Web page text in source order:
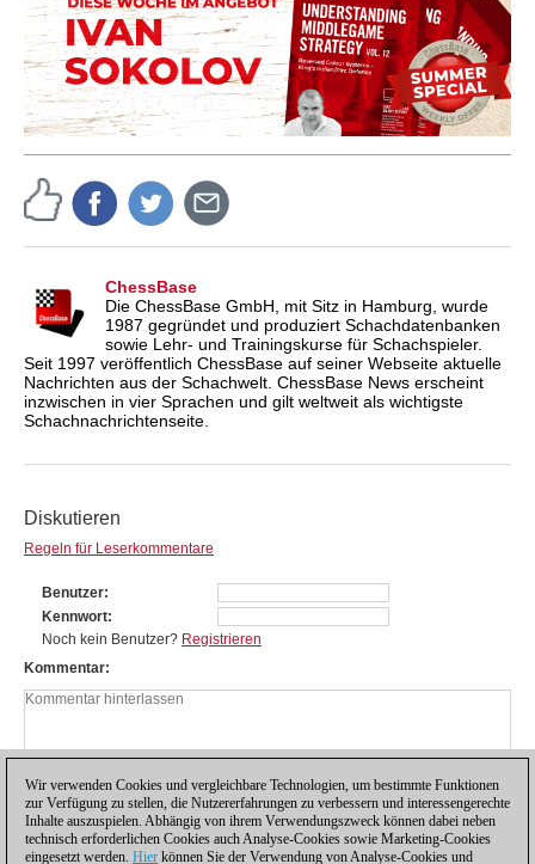
ChessBase
Die ChessBase GmbH, mit Sitz in Hamburg, wurde
1987 gegründet und produziert Schachdatenbanken
sowie Lehr- und Trainingskurse für Schachspieler.
Seit 1997 veröffentlich ChessBase auf seiner Webseite aktuelle
Nachrichten aus der Schachwelt. ChessBase News erscheint
inzwischen in vier Sprachen und gilt weltweit als wichtigste
Schachnachrichtenseite.
Diskutieren
Regeln für Leserkommentare
Benutzer
Kennwort
Noch kein Benutzer? Registrieren
Kommentar
Wir verwenden Cookies und vergleichbare Technologien, um bestimmte Funktionen
zur Verfügung zu stellen, die Nutzererfahrungen zu verbessern und interessengerechte
Inhalte auszuspielen. Abhängig von ihrem Verwendungszweck können dabei neben
technisch erforderlichen Cookies auch Analyse-Cookies sowie Marketing-Cookies
eingesetzt werden. Hier können Sie der Verwendung von Analyse-Cookies und